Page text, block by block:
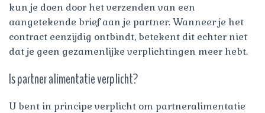
kun je doen door het verzenden van een
aangetekende brief aan je partner. Wanneer je het
contract eenzijdig ontbindt, betekent dit echter niet
dat je geen gezamenlijke verplichtingen meer hebt.
Is partner alimentatie verplicht?
U bent in principe verplicht om partneralimentatie